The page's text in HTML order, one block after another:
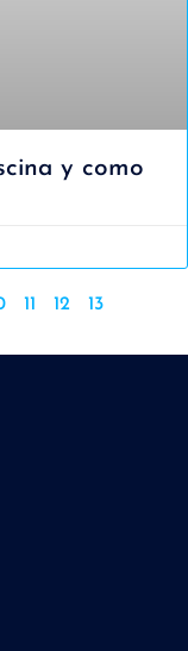
y como
11 12 13